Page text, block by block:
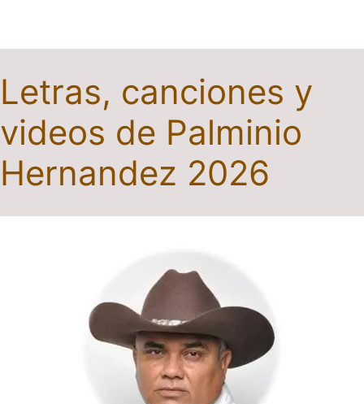
Letras, canciones y
videos de Palminio
Hernandez 2026